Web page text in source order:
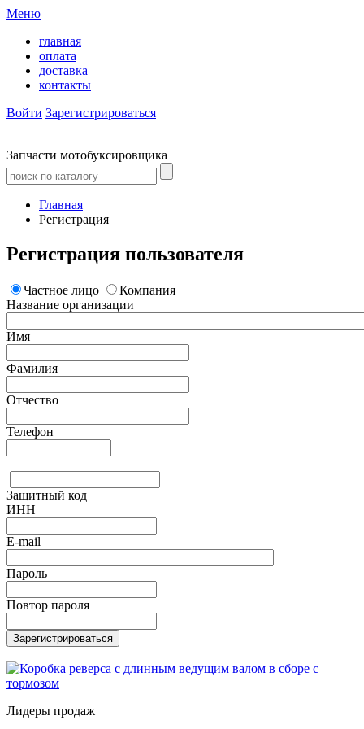
Меню
главная
оплата
доставка
контакты
Войти Зарегистрироваться
Запчасти мотобуксировщика
Главная
Регистрация
Регистрация пользователя
Частное лицо
Компания
Название организации
Имя
Фамилия
Отчество
Телефон
Защитный код
ИНН
E-mail
Пароль
Повтор пароля
Лидеры продаж